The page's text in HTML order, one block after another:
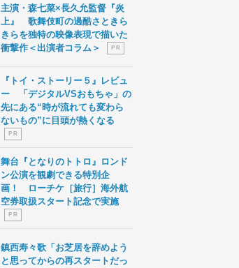
主演・森七菜×長久允監督『炎
上』 歌舞伎町の過酷さときら
きらを独特の映像表現で描いた
衝撃作＜出演者コラム＞
P R
『トイ・ストーリー５』レビュ
ー 「デジタルVSおもちゃ」の
先にある“時が流れても変わら
ないもの”に目頭が熱くなる
P R
舞台『となりのトトロ』ロンド
ン公演を観劇できる特別企
画！ ローチケ［旅行］海外航
空券取扱スタート記念で実施
P R
鎮西寿々歌「お芝居を辞めよう
と思ってからの再スタートだっ